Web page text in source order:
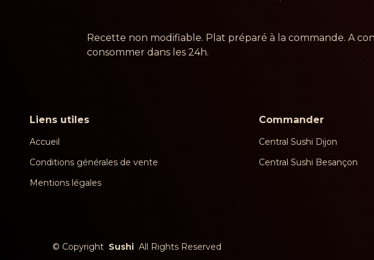
Recette non modifiable. Plat préparé à la commande. A
consommer dans les 24h.
Liens utiles
Accueil
Conditions générales de vente
Mentions légales
Commander
Central Sushi Dijon
Central Sushi Besançon
© Copyright Sushi All Rights Reserved